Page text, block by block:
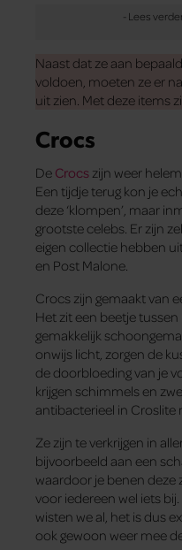
Naast dat ze aan
voldoen, moeten ze er
uit zien. Met deze items
Crocs
De Crocs zijn weer
Een tijdje terug kon je
deze ‘klompen’, maar
grootste celebs. Er zijn
eigen collectie hebben
en Post Malone.
Crocs zijn gemaakt van
Het zit een beetje
gemakkelijk
onwijs licht, zorgen de
de doorbloeding van je
krijgen schimmels en
antibacterieel in Croslite
Ze zijn te verkrijgen in
bijvoorbeeld aan een
waardoor je benen deze
voor iedereen wel iets
wisten we al, het is dus
ook gewoon weer mee